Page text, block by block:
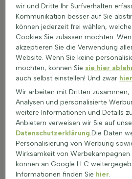
dass sie ihre Blätter das ganze Jahr
jedoch von der Art und dem Klima
sind sie eher immergrün, während sie
ihre Blätter verlieren können. Rosa
Steingartenpflanzen sind auch hitze-
trockenheitsresistent. Ihre tiefen
Blattstruktur helfen, Wasser zu
Standort und gut durchlässiger
Widerstandsfähigkeit. Diese Pflanzen
ungiftig und sicher für Gärten mit
tragen zur Biodiversität bei, indem sie
Lebensräume bieten. Ihre Blüten sind
Nahrungsquelle für Bienen und
Gesundheit des Gartens beiträgt.
Verwendung in
Beeten
wir und Dritte Ihr Surfverhalten
Kommunikation besser auf Sie
können jederzeit frei wählen,
Cookies Sie zulassen möchten.
akzeptieren Sie die Verwendung
Website. Wenn Sie keine
möchten, können Sie sie hier
auch selbst einstellen! Und zwar hier
Wir arbeiten mit Dritten zusammen,
Analysen und personalisierte
weitere Informationen und Details
Anbietern verweisen wir Sie auf
Datenschutzerklärung.Die Daten
Personalisierung von Werbung
Wirksamkeit von Werbekampagnen
können an Google LLC
Informationen finden Sie hier.